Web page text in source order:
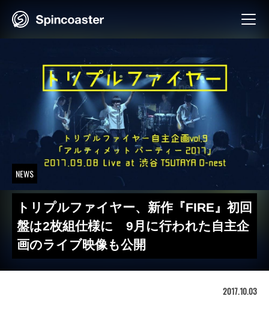
NEWS
トリプルファイヤー、新作『FIRE』初回
盤は2枚組仕様に 9月に行われた自主企
画のライブ映像も公開
2017.10.03